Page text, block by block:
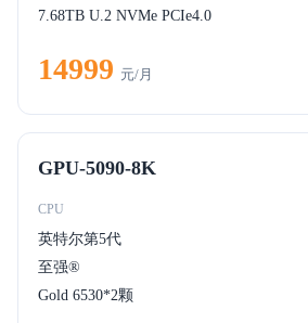
7.68TB U.2 NVMe PCIe4.0
14999 元/月
GPU-5090-8K
CPU
英特尔第5代
至强®
Gold 6530*2颗